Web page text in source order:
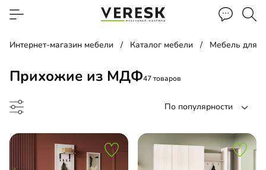
Интернет-магазин мебели Каталог мебели Мебель для
Прихожие из МДФ47 товаров
По популярности